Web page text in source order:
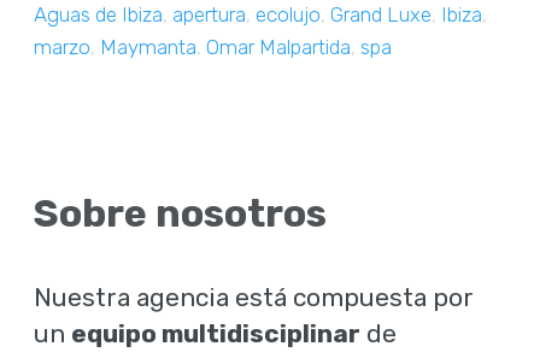
Aguas de Ibiza, apertura,ecolujo,Grand Luxe, Ibiza,
marzo, Maymanta,Omar Malpartida,spa
Sobre nosotros
Nuestra agencia está compuesta por
un equipo multidisciplinar de